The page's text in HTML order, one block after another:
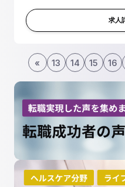
からリスク管理対応 ・社内
求人
« 13 14 15 16